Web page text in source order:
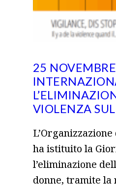
25
VIOLENZA
ha istituito la
l’eliminazione
donne, tramite